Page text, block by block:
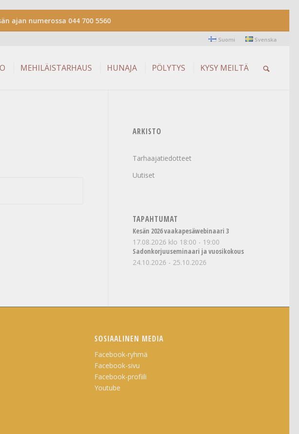
ajan numerossa 044 700 5560
Suomi Svenska
MEHILÄISTARHAUS HUNAJA PÖLYTYS KYSY MEILTÄ
ARKISTO
Tarhaajatiedotteet
Uutiset
TAPAHTUMAT
Kesän 2026 vaakapesäwebinaari 3
17.08.2026 klo 18:00 - 19:00
Sadonkorjuuseminaari ja vuosikokous
24.10.2026 - 25.10.2026
SOSIAALINEN MEDIA
Facebook-ryhmä
Facebook-sivu
Facebook-profiili
Youtube